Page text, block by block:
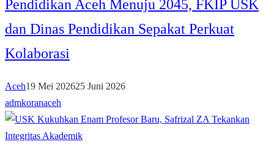
Pendidikan Aceh Menuju 2045, FKIP USK
dan Dinas Pendidikan Sepakat Perkuat
Kolaborasi
Aceh19 Mei 202625 Juni 2026
admkoranaceh